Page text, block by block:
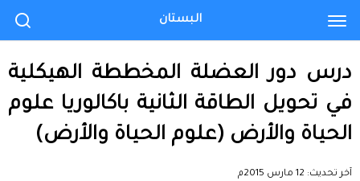
درس دور العضلة المخططة الهيكلية
في تحويل الطاقة الثانية باكالوريا علوم
الحياة والأرض (علوم الحياة والأرض)
آخر تحديث: 12 مارس 2015م
البستان